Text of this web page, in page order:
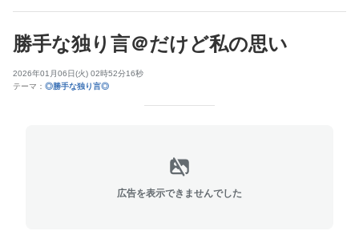
勝手な独り言＠だけど私の思い
2026年01月06日(火) 02時52分16秒
テーマ： ◎勝手な独り言◎
広告を表示できませんでした